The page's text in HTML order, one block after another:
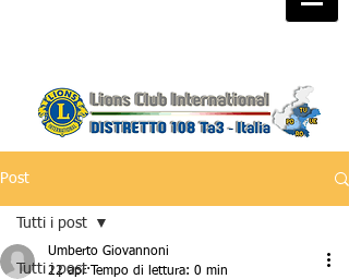
Post
Tutti i post
Tutti i post
Umberto Giovannoni
22 apr
Tempo di lettura: 0 min